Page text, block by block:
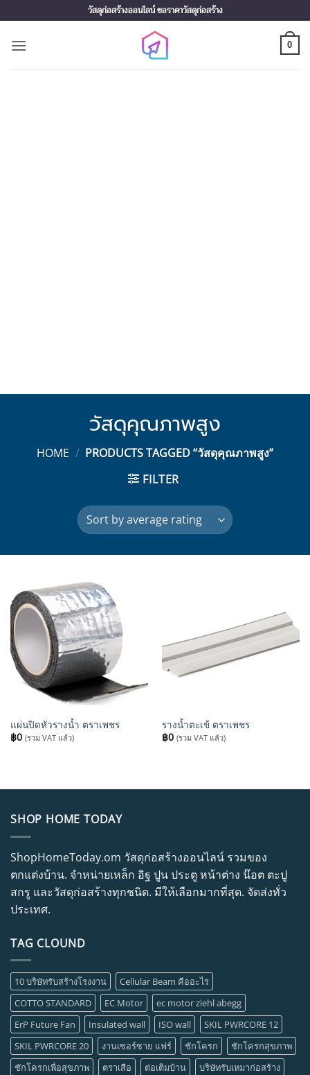
to
content
วัสดุก่อสร้างออนไลน์ ขอราคาวัสดุก่อสร้าง
0
วัสดุคุณภาพสูง
HOME / PRODUCTS TAGGED “วัสดุคุณภาพสูง”
FILTER
แผ่นปิดหัวรางน้ำ ตราเพชร
฿0 (รวม VAT แล้ว)
รางน้ำตะเข้ ตราเพชร
฿0 (รวม VAT แล้ว)
SHOP HOME TODAY
ShopHomeToday.om วัสดุก่อสร้างออนไลน์ รวมของ
ตกแต่งบ้าน. จำหน่ายเหล็ก อิฐ ปูน ประตู หน้าต่าง น๊อต ตะปู
สกรู และวัสดุก่อสร้างทุกชนิด. มีให้เลือกมากที่สุด. จัดส่งทั่ว
ประเทศ.
TAG CLOUND
10 บริษัทรับสร้างโรงงาน
Cellular Beam คืออะไร
COTTO STANDARD
EC Motor
ec motor ziehl abegg
ErP Future Fan
Insulated wall ISO wall
SKIL PWRCORE 12
SKIL PWRCORE 20
งานเซอร์ซาย แฟร์ ชักโครก
ชักโครกสุขภาพ
ชักโครกเพื่อสุขภาพ
ตราเสือ ต่อเติมบ้าน
บริษัทรับเหมาก่อสร้าง